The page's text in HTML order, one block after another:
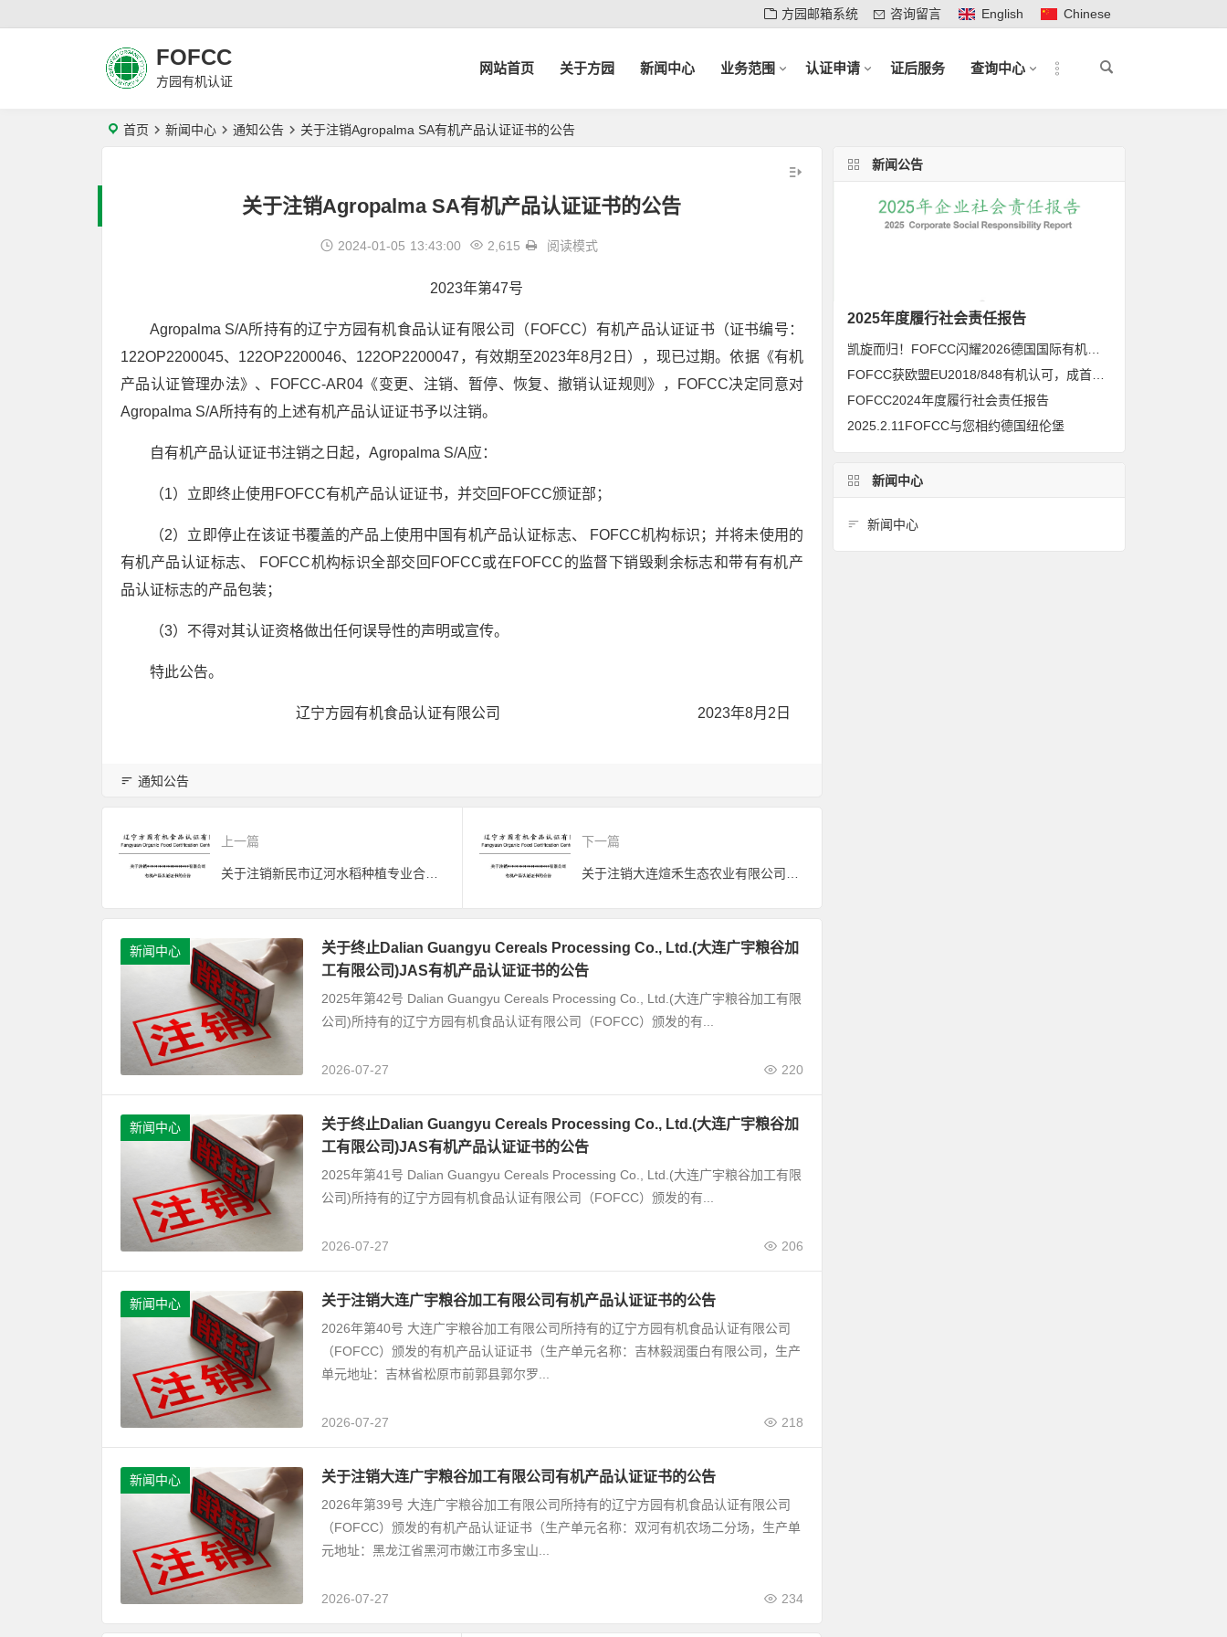
方园邮箱系统 咨询留言 English Chinese
FOFCC
方园有机认证
网站首页 关于方园 新闻中心 业务范围 认证申请 证后服务 查询中心
首页 新闻中心 通知公告 关于注销Agropalma SA有机产品认证证书的公告
关于注销Agropalma SA有机产品认证证书的公告
2024-01-05 13:43:00 2,615 阅读模式
2023年第47号
Agropalma S/A所持有的辽宁方园有机食品认证有限公司（FOFCC）有机产品认证证书（证书编号：
122OP2200045、122OP2200046、122OP2200047，有效期至2023年8月2日），现已过期。依据《有机
产品认证管理办法》、FOFCC-AR04《变更、注销、暂停、恢复、撤销认证规则》，FOFCC决定同意对
Agropalma S/A所持有的上述有机产品认证证书予以注销。
自有机产品认证证书注销之日起，Agropalma S/A应：
（1）立即终止使用FOFCC有机产品认证证书，并交回FOFCC颁证部；
（2）立即停止在该证书覆盖的产品上使用中国有机产品认证标志、 FOFCC机构标识；并将未使用的
有机产品认证标志、 FOFCC机构标识全部交回FOFCC或在FOFCC的监督下销毁剩余标志和带有有机产
品认证标志的产品包装；
（3）不得对其认证资格做出任何误导性的声明或宣传。
特此公告。
辽宁方园有机食品认证有限公司 2023年8月2日
通知公告
上一篇 下一篇
新闻中心
关于终止Dalian Guangyu Cereals Processing Co., Ltd.(大连广宇粮谷加
工有限公司)JAS有机产品认证证书的公告
2025年第42号 Dalian Guangyu Cereals Processing Co., Ltd.(大连广宇粮谷加工有限
公司)所持有的辽宁方园有机食品认证有限公司（FOFCC）颁发的有...
2026-07-27 220
新闻中心
关于终止Dalian Guangyu Cereals Processing Co., Ltd.(大连广宇粮谷加
工有限公司)JAS有机产品认证证书的公告
2025年第41号 Dalian Guangyu Cereals Processing Co., Ltd.(大连广宇粮谷加工有限
公司)所持有的辽宁方园有机食品认证有限公司（FOFCC）颁发的有...
2026-07-27 206
新闻中心 关于注销大连广宇粮谷加工有限公司有机产品认证证书的公告
2026年第40号 大连广宇粮谷加工有限公司所持有的辽宁方园有机食品认证有限公司
（FOFCC）颁发的有机产品认证证书（生产单元名称：吉林毅润蛋白有限公司，生产
单元地址：吉林省松原市前郭县郭尔罗...
2026-07-27 218
新闻中心 关于注销大连广宇粮谷加工有限公司有机产品认证证书的公告
2026年第39号 大连广宇粮谷加工有限公司所持有的辽宁方园有机食品认证有限公司
（FOFCC）颁发的有机产品认证证书（生产单元名称：双河有机农场二分场，生产单
元地址：黑龙江省黑河市嫩江市多宝山...
2026-07-27 234
新闻公告
2025年度履行社会责任报告
FOFCC2024年度履行社会责任报告
2025.2.11FOFCC与您相约德国纽伦堡
新闻中心
新闻中心